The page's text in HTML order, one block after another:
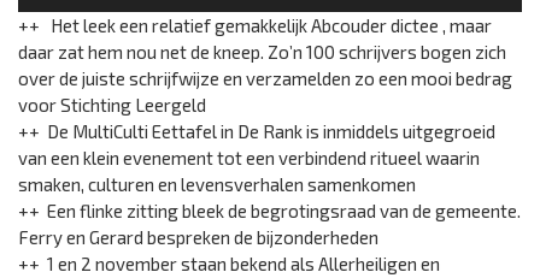
++ Het leek een relatief gemakkelijk Abcouder dictee , maar
daar zat hem nou net de kneep. Zo’n 100 schrijvers bogen zich
over de juiste schrijfwijze en verzamelden zo een mooi bedrag
voor Stichting Leergeld
++ De MultiCulti Eettafel in De Rank is inmiddels uitgegroeid
van een klein evenement tot een verbindend ritueel waarin
smaken, culturen en levensverhalen samenkomen
++ Een flinke zitting bleek de begrotingsraad van de gemeente.
Ferry en Gerard bespreken de bijzonderheden
++ 1 en 2 november staan bekend als Allerheiligen en